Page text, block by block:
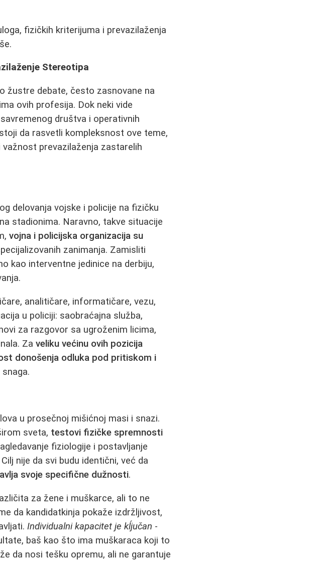
fizičkih kriterijuma i prevazilaženja
Stereotipa
žustre debate, često zasnovane na
ovih profesija. Dok neki vide
društva i operativnih
da rasvetli kompleksnost ove teme,
prevazilaženja zastarelih
delovanja vojske i policije na fizičku
stadionima. Naravno, takve situacije
vojna i policijska organizacija su
zanimanja. Zamisliti
kao interventne jedinice na derbiju,
analitičare, informatičare, vezu,
u policiji: saobraćajna služba,
za razgovor sa ugroženim licima,
Zaveliku većinu ovih pozicija
donošenja odluka pod pritiskom i
u prosečnoj mišićnoj masi i snazi.
sveta, testovi fizičke spremnosti
fiziologije i postavljanje
nije da svi budu identični, već da
svoje specifične dužnosti.
za žene i muškarce, ali to ne
da kandidatkinja pokaže izdržljivost,
Individualni kapacitet je kĺjučan -
baš kao što ima muškaraca koji to
da nosi tešku opremu, ali ne garantuje